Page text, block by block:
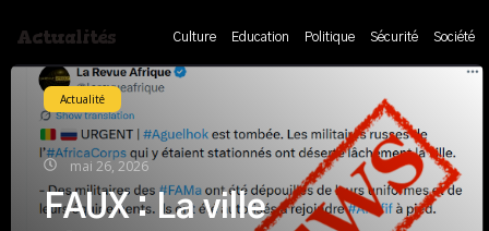
Actualités Culture Education Politique Sécurité Société
Actualité
mai 26, 2026
FAUX : La ville